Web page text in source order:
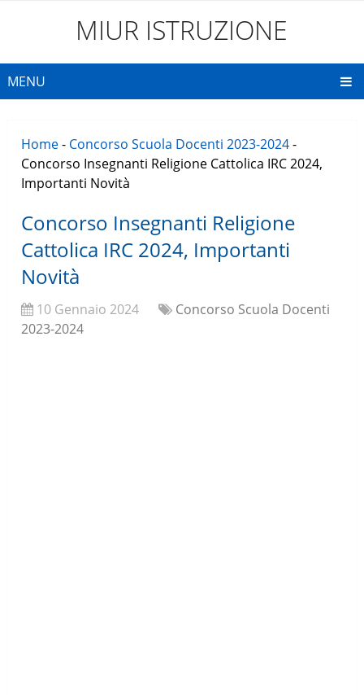
MIUR ISTRUZIONE
MENU
Home- Concorso Scuola Docenti 2023-2024-
Concorso Insegnanti Religione Cattolica IRC 2024,
Importanti Novità
Concorso Insegnanti Religione
Cattolica IRC 2024, Importanti
Novità
10 Gennaio 2024
Concorso Scuola Docenti
2023-2024